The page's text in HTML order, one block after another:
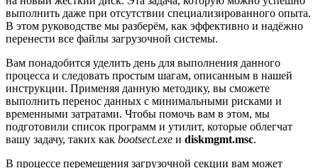
выполнить даже при отсутствии специализированного опыта.
В этом руководстве мы разберём, как эффективно и надёжно
перенести все файлы загрузочной системы.
Вам понадобится уделить день для выполнения данного
процесса и следовать простым шагам, описанным в нашей
инструкции. Применяя данную методику, вы сможете
выполнить перенос данных с минимальными рисками и
временными затратами. Чтобы помочь вам в этом, мы
подготовили список программ и утилит, которые облегчат
вашу задачу, таких как bootsect.exe и diskmgmt.msc.
В процессе перемещения загрузочной секции вам может